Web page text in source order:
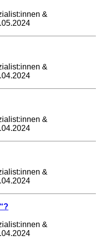
&
&
&
&
&